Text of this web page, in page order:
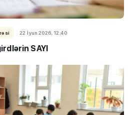
22 İyun 2026, 12:40
SAYI